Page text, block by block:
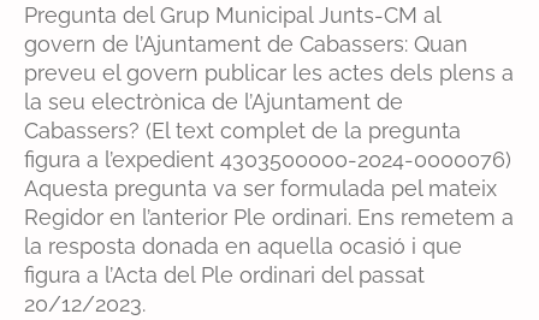
Pregunta del Grup Municipal Junts-CM al
govern de l’Ajuntament de Cabassers: Quan
preveu el govern publicar les actes dels plens a
la seu electrònica de l’Ajuntament de
Cabassers? (El text complet de la pregunta
figura a l’expedient 4303500000-2024-0000076)
Aquesta pregunta va ser formulada pel mateix
Regidor en l’anterior Ple ordinari. Ens remetem a
la resposta donada en aquella ocasió i que
figura a l’Acta del Ple ordinari del passat
20/12/2023.